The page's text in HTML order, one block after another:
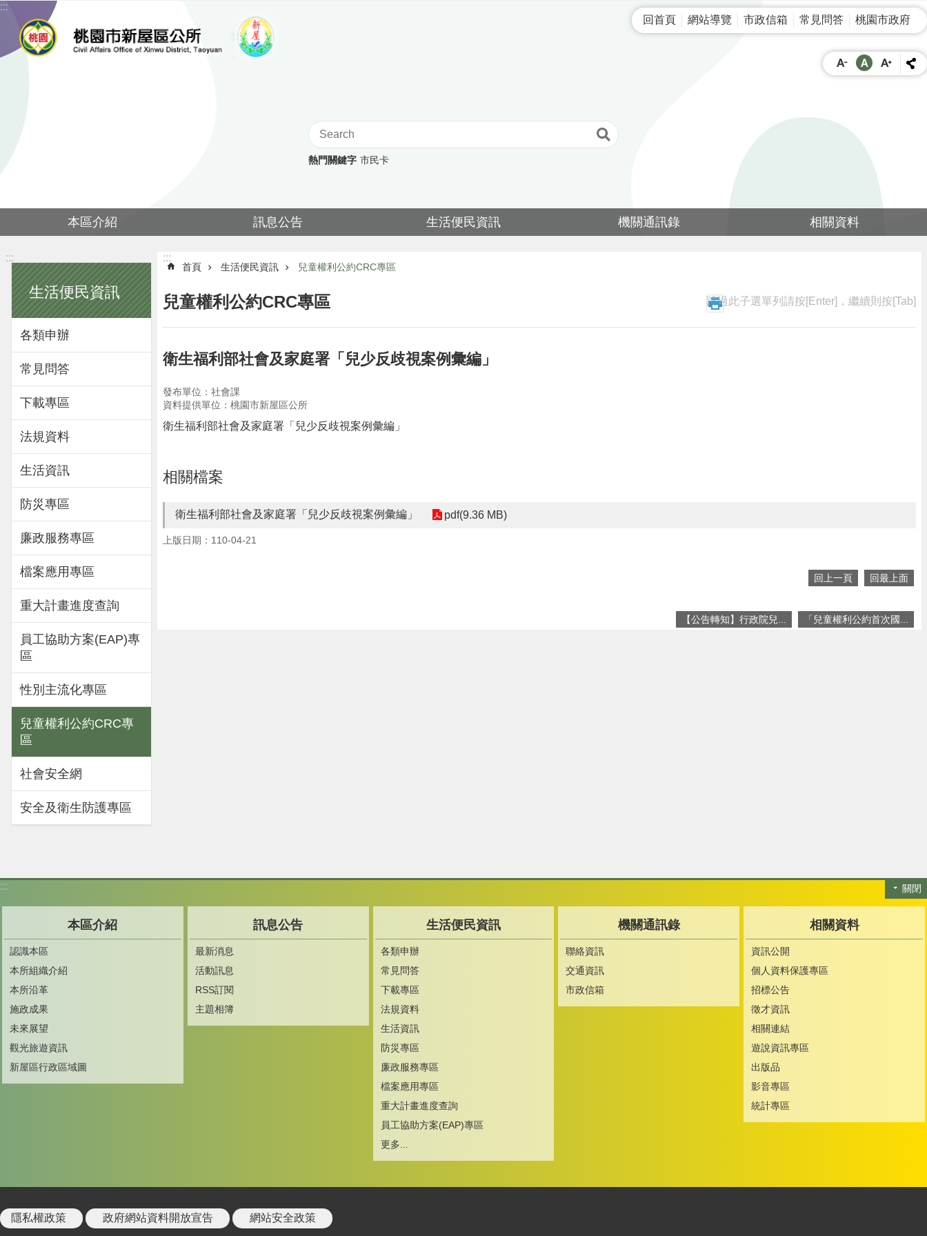
跳到主要內容區塊
:::
回首頁
網站導覽 市政信箱 常見問答 桃園市政府
熱門關鍵字 市民卡
本區介紹 訊息公告 生活便民資訊 機關通訊錄 相關資料
:::
生活便民資訊
各類申辦
常見問答
下載專區
法規資料
生活資訊
防災專區
廉政服務專區
檔案應用專區
重大計畫進度查詢
員工協助方案(EAP)專
區
性別主流化專區
兒童權利公約CRC專
區
社會安全網
安全及衛生防護專區
:::
首頁 生活便民資訊 兒童權利公約CRC專區
兒童權利公約CRC專區 跳過此子選單列請按[Enter]，繼續則按[Tab]
衛生福利部社會及家庭署「兒少反歧視案例彙編」
發布單位：社會課
資料提供單位：桃園市新屋區公所
衛生福利部社會及家庭署「兒少反歧視案例彙編」
相關檔案
衛生福利部社會及家庭署「兒少反歧視案例彙編」 pdf(9.36 MB)
上版日期：110-04-21
回上一頁 回最上面
【公告轉知】行政院兒... 「兒童權利公約首次國...
關閉
:::
本區介紹
認識本區
本所組織介紹
本所沿革
施政成果
未來展望
觀光旅遊資訊
新屋區行政區域圖
訊息公告
最新消息
活動訊息
RSS訂閱
主題相簿
生活便民資訊
各類申辦
常見問答
下載專區
法規資料
生活資訊
防災專區
廉政服務專區
檔案應用專區
重大計畫進度查詢
員工協助方案(EAP)專區
更多...
機關通訊錄
聯絡資訊
交通資訊
市政信箱
相關資料
資訊公開
個人資料保護專區
招標公告
徵才資訊
相關連結
遊說資訊專區
出版品
影音專區
統計專區
隱私權政策 政府網站資料開放宣告 網站安全政策